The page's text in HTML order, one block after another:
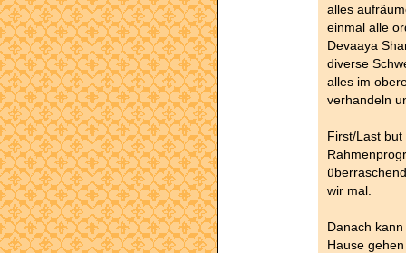
alles
einmal alle
Devaaya
diverse
alles im
verhandeln
First/Last
wir mal.
Danach
Hause